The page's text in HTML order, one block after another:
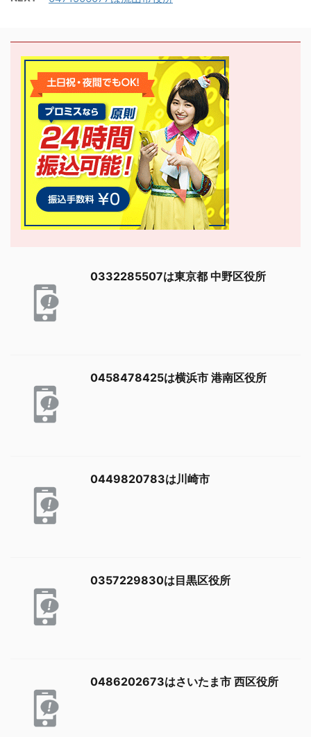
0332285507は東京都 中野区役所
0458478425は横浜市 港南区役所
0449820783は川崎市
0357229830は目黒区役所
0486202673はさいたま市 西区役所